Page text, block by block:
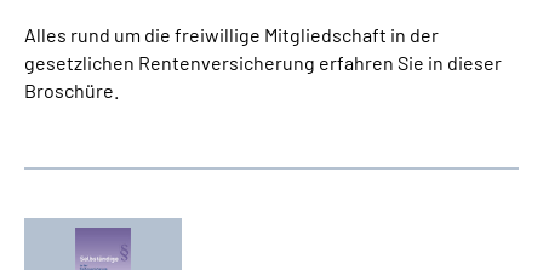
Alles rund um die freiwillige Mitgliedschaft in der
gesetzlichen Rentenversicherung erfahren Sie in dieser
Broschüre.